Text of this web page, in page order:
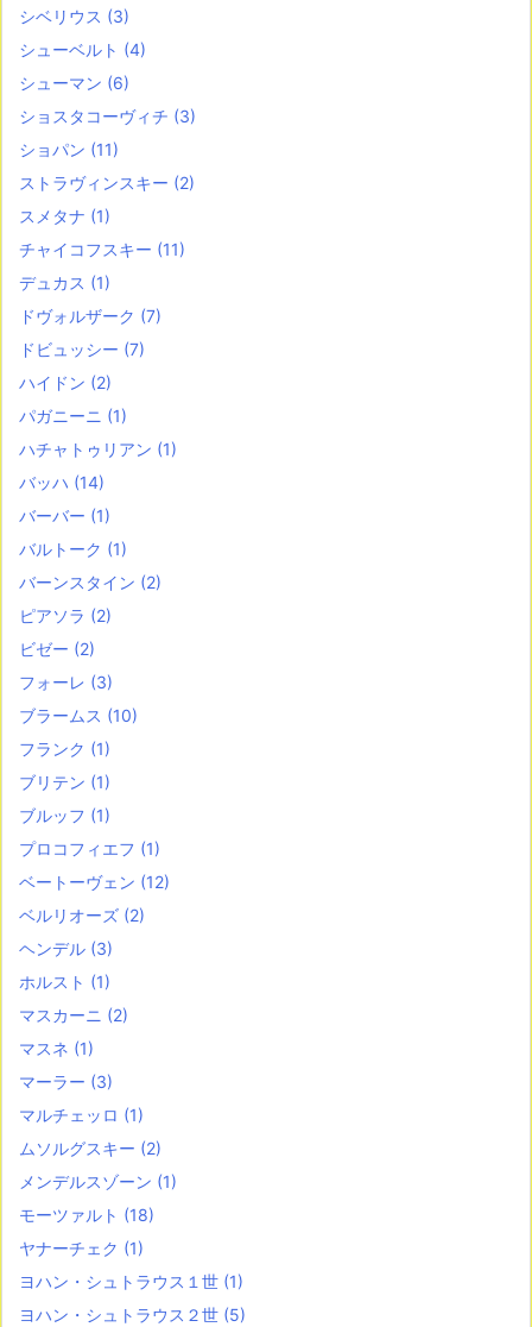
シベリウス (3)
シューベルト (4)
シューマン (6)
ショスタコーヴィチ (3)
ショパン (11)
ストラヴィンスキー (2)
スメタナ (1)
チャイコフスキー (11)
デュカス (1)
ドヴォルザーク (7)
ドビュッシー (7)
ハイドン (2)
パガニーニ (1)
ハチャトゥリアン (1)
バッハ (14)
バーバー (1)
バルトーク (1)
バーンスタイン (2)
ピアソラ (2)
ビゼー (2)
フォーレ (3)
ブラームス (10)
フランク (1)
ブリテン (1)
ブルッフ (1)
プロコフィエフ (1)
ベートーヴェン (12)
ベルリオーズ (2)
ヘンデル (3)
ホルスト (1)
マスカーニ (2)
マスネ (1)
マーラー (3)
マルチェッロ (1)
ムソルグスキー (2)
メンデルスゾーン (1)
モーツァルト (18)
ヤナーチェク (1)
ヨハン・シュトラウス１世 (1)
ヨハン・シュトラウス２世 (5)